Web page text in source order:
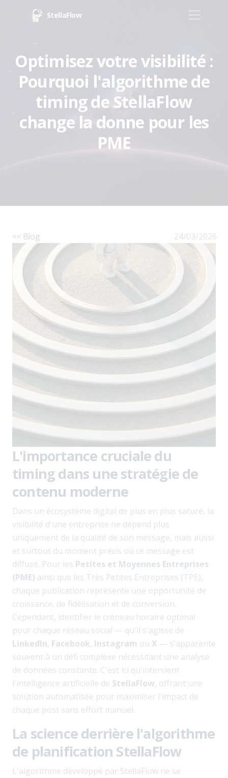
StellaFlow
Optimisez votre visibilité :
Pourquoi l'algorithme de
timing de StellaFlow
change la donne pour les
PME
<< Blog 24/03/2026
L'importance cruciale du
timing dans une stratégie de
contenu moderne
Dans un écosystème digital de plus en plus saturé, la
visibilité d'une entreprise ne dépend plus
uniquement de la qualité de son message, mais aussi
et surtout du moment précis où ce message est
diffusé. Pour les Petites et Moyennes Entreprises
(PME) ainsi que les Très Petites Entreprises (TPE),
chaque publication représente une opportunité de
croissance, de fidélisation et de conversion.
Cependant, identifier le créneau horaire optimal
pour chaque réseau social — qu'il s'agisse de
LinkedIn, Facebook, Instagram ou X — s'apparente
souvent à un défi complexe nécessitant une analyse
de données constante. C'est ici qu'intervient
l'intelligence artificielle de StellaFlow, offrant une
solution automatisée pour maximiser l'impact de
chaque post sans effort manuel.
La science derrière l'algorithme
de planification StellaFlow
L'algorithme développé par StellaFlow ne se